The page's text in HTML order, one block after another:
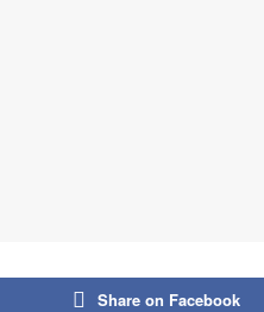
Share on Facebook